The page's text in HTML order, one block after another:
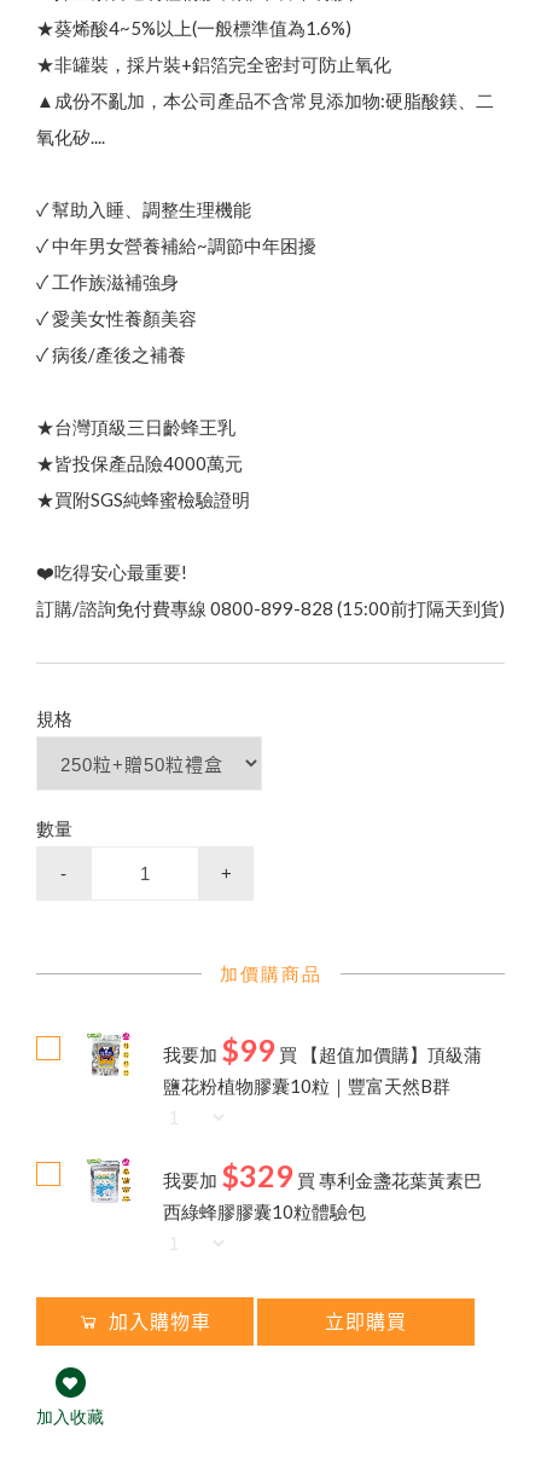
品牌故事
本
月
優
惠
｜
中
秋
蜂
送
禮
⚡
限
時
優
惠
開
跑
✦
活
動
至
9
/
3
0
買
就
送
✦
熱
銷
明
星
商
品
(
價
值
2
8
0
元
下殺33折✦父親節尊享組
第2件7折起✦頂級蜂蜜系列
熱銷禮盒250元起✦中秋獻禮組
買大送小✦陳釀蜂蜜醋
熱
銷
N
o
.
1
頂
級
蜂
王
乳
+
日
本
芝
麻
素
✦
好
眠
養
顏
三日齡蜂王漿/純蜂王乳膠囊
綠蜂膠葉黃素 ✦ 美國實證專利配方
高
濃
度
巴
西
綠
蜂
膠
（
噴
劑
/
滴
劑
/
膠
囊
/
4
0
0
億
益
生
菌
）
100% 頂級蒲鹽蜂花粉
100% 台灣頂級純蜂蜜高山野花冬蜜｜國際三星認證
龍眼蜜｜國際三星認證荔枝蜜百花蜜
陳釀蜂蜜醋
養
生
黑
糖
/
冰
糖
茶
磚
（
蜂
蜜
菊
花
/
桂
圓
紅
棗
薑
母
茶
）
蜂蜜枇杷潤喉糖/蜂膠青草硬喉糖
節慶生日送禮 ✦ 精美禮盒
企
業
大
宗
採
購
免
付
費
專
線
0
8
0
0
-
8
9
9
8
28
最新優惠
會員獨享
食用說明
特約專區
聯絡我們
其他說明
會員需知
貨幣轉換
★葵烯酸4~5%以上(一般標準值為1.6%)
★非罐裝，採片裝+鋁箔完全密封可防止氧化
▲成份不亂加，本公司產品不含常見添加物:硬脂酸鎂、二
氧化矽....
✓ 幫助入睡、調整生理機能
✓ 中年男女營養補給~調節中年困擾
✓ 工作族滋補強身
✓ 愛美女性養顏美容
✓ 病後/產後之補養
★台灣頂級三日齡蜂王乳
★皆投保產品險4000萬元
★買附SGS純蜂蜜檢驗證明
❤️吃得安心最重要!
訂購/諮詢免付費專線 0800-899-828 (15:00前打隔天到貨)
規格
數量
- +
加價購商品
我要加 $99 買
【超值加價購】頂級蒲
鹽花粉植物膠囊10粒｜豐富天然B群
我要加 $329 買 專利金盞花葉黃素巴
西綠蜂膠膠囊10粒體驗包
加入購物車 立即購買
加入收藏